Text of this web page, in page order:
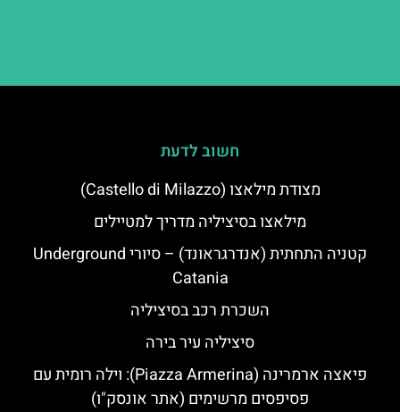
חשוב לדעת
מצודת מילאצו (Castello di Milazzo)
מילאצו בסיציליה מדריך למטיילים
קטניה התחתית (אנדרגראונד) – סיורי Underground
Catania
השכרת רכב בסיציליה
סיציליה עיר בירה
פיאצה ארמרינה (Piazza Armerina): וילה רומית עם
פסיפסים מרשימים (אתר אונסק"ו)